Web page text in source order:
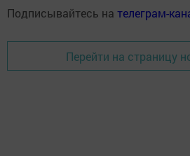
Подписывайтесь на телеграм-
Перейти на страницу